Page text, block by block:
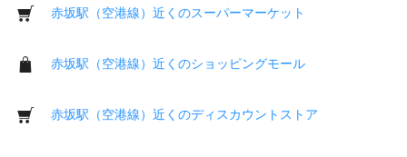
赤坂駅（空港線）近くのスーパーマーケット
赤坂駅（空港線）近くのショッピングモール
赤坂駅（空港線）近くのディスカウントストア